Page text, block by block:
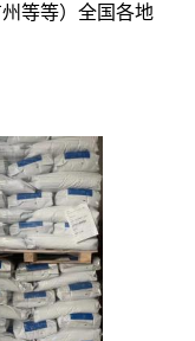
等等）全国各地